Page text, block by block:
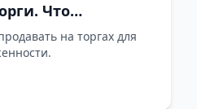
Что
на торгах для